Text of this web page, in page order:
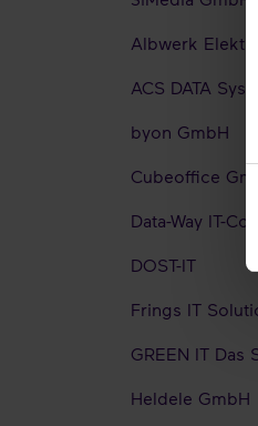
Albwerk
ACS DATA
byon GmbH
Cubeoffice
Data-Way IT-
DOST-IT
Frings IT
GREEN IT Das
Heldele GmbH